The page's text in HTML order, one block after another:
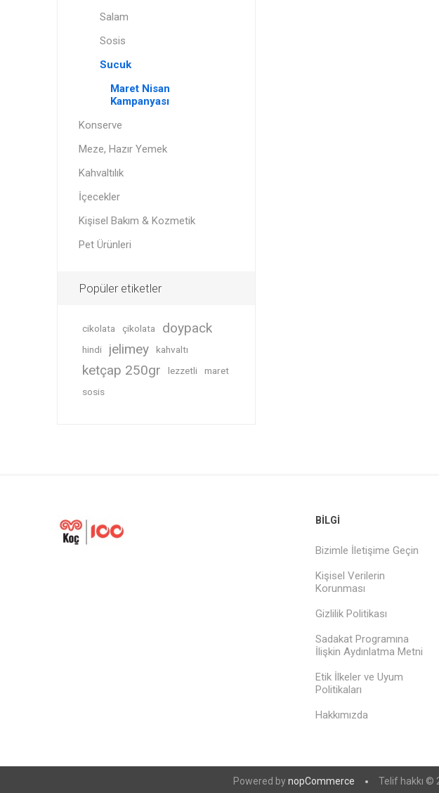
Salam
Sosis
Sucuk
Maret Nisan
Kampanyası
Konserve
Meze, Hazır Yemek
Kahvaltılık
İçecekler
Kişisel Bakım & Kozmetik
Pet Ürünleri
Popüler etiketler
cikolata çikolata doypack
hindi jelimey kahvaltı
ketçap 250gr lezzetli
maret
sosis
BILGI
Bizimle İletişime Geçin
Kişisel Verilerin
Korunması
Gizlilik Politikası
Sadakat Programına
İlişkin Aydınlatma Metni
Etik İlkeler ve Uyum
Politikaları
Hakkımızda
Powered bynopCommerce Telif hakkı ©